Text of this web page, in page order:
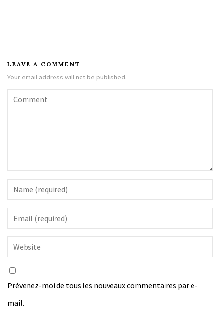
LEAVE A COMMENT
Your email address will not be published.
Prévenez-moi de tous les nouveaux commentaires par e-
mail.